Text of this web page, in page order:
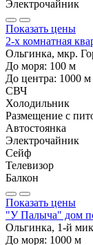
Электрочайник
Показать цены
2-х комнатная
Ольгинка, мкр.
До моря: 100 м
До центра: 1000 м
СВЧ
Холодильник
Размещение с
Автостоянка
Электрочайник
Сейф
Телевизор
Балкон
Показать цены
"У Палыча" дом
Ольгинка, 1-й
До моря: 1000 м